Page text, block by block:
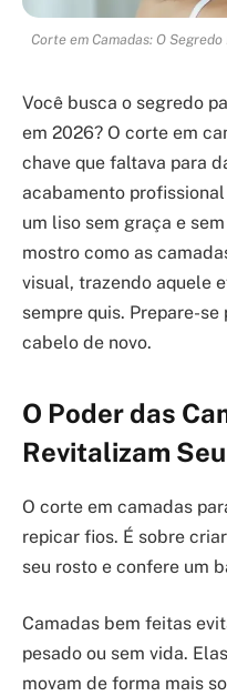
Corte em Camadas: O
Você busca o segredo
em 2026? O corte em
chave que faltava para
acabamento
um liso sem graça e
mostro como as
visual, trazendo aquele
sempre quis. Prepare-
cabelo de novo.
O Poder das
Revitalizam
O corte em camadas
repicar fios. É sobre
seu rosto e confere um
Camadas bem feitas
pesado ou sem vida.
movam de forma mais